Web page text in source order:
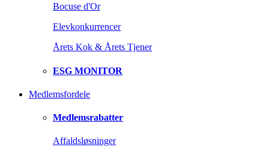
Bocuse d'Or
Elevkonkurrencer
Årets Kok & Årets Tjener
ESG MONITOR
Medlemsfordele
Medlemsrabatter
Affaldsløsninger